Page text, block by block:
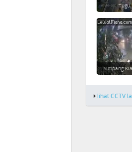
Tugu
Simpang
lihat CCTV